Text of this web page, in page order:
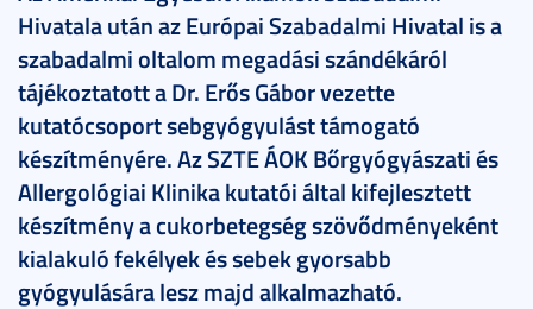
Hivatala után az Európai Szabadalmi Hivatal is a
szabadalmi oltalom megadási szándékáról
tájékoztatott a Dr. Erős Gábor vezette
kutatócsoport sebgyógyulást támogató
készítményére. Az SZTE ÁOK Bőrgyógyászati és
Allergológiai Klinika kutatói által kifejlesztett
készítmény a cukorbetegség szövődményeként
kialakuló fekélyek és sebek gyorsabb
gyógyulására lesz majd alkalmazható.